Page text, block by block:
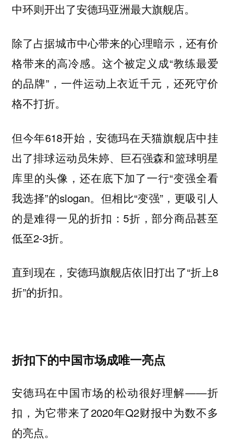
中环则开出了安德玛亚洲最大旗舰店。
除了占据城市中心带来的心理暗示，还有价
格带来的高冷感。这个被定义成“教练最爱
的品牌”，一件运动上衣近千元，还死守价
格不打折。
但今年618开始，安德玛在天猫旗舰店中挂
出了排球运动员朱婷、巨石强森和篮球明星
库里的头像，还在底下加了一行“变强全看
我选择”的slogan。但相比“变强”，更吸引人
的是难得一见的折扣：5折，部分商品甚至
低至2-3折。
直到现在，安德玛旗舰店依旧打出了“折上8
折”的折扣。
折扣下的中国市场成唯一亮点
安德玛在中国市场的松动很好理解——折
扣，为它带来了2020年Q2财报中为数不多
的亮点。